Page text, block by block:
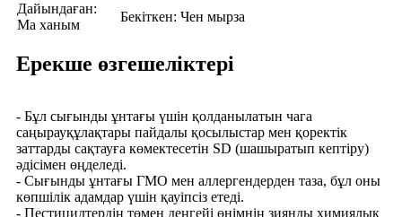
Дайындаған:
Ма ханым
Бекіткен: Чен мырза
Ерекше өзгешеліктері
- Бұл сығынды ұнтағы үшін қолданылатын чага
саңырауқұлақтары пайдалы қосылыстар мен қоректік
заттарды сақтауға көмектесетін SD (шашыратып кептіру)
әдісімен өңделеді.
- Сығынды ұнтағы ГМО мен аллергендерден таза, бұл оны
көпшілік адамдар үшін қауіпсіз етеді.
- Пестицидтердің төмен деңгейі өнімнің зиянды химиялық